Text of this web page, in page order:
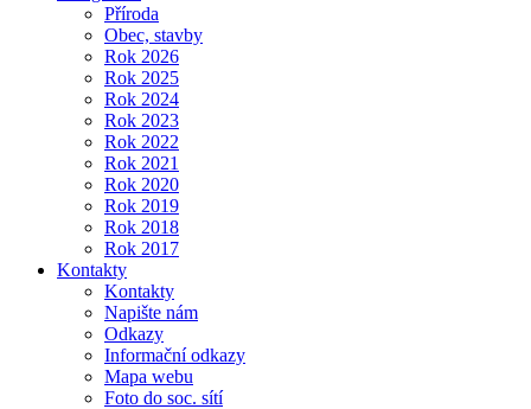
Příroda
Obec, stavby
Rok 2026
Rok 2025
Rok 2024
Rok 2023
Rok 2022
Rok 2021
Rok 2020
Rok 2019
Rok 2018
Rok 2017
Kontakty
Kontakty
Napište nám
Odkazy
Informační odkazy
Mapa webu
Foto do soc. sítí